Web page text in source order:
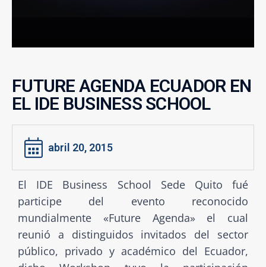
FUTURE AGENDA ECUADOR EN
EL IDE BUSINESS SCHOOL
abril 20, 2015
El IDE Business School Sede Quito fué
participe del evento reconocido
mundialmente «Future Agenda» el cual
reunió a distinguidos invitados del sector
público, privado y académico del Ecuador,